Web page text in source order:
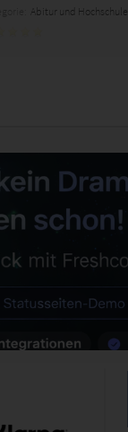
Abitur und Hochschule